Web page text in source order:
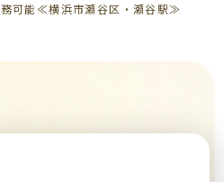
可能≪横浜市瀬谷区・瀬谷駅≫